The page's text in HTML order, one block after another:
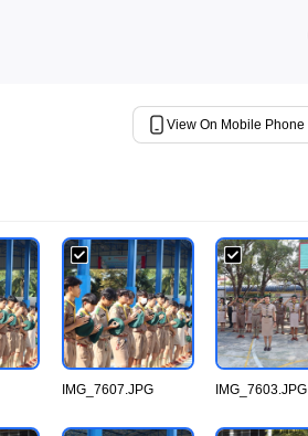
View On Mobile Phone
IMG_7607.JPG IMG_7603.JPG